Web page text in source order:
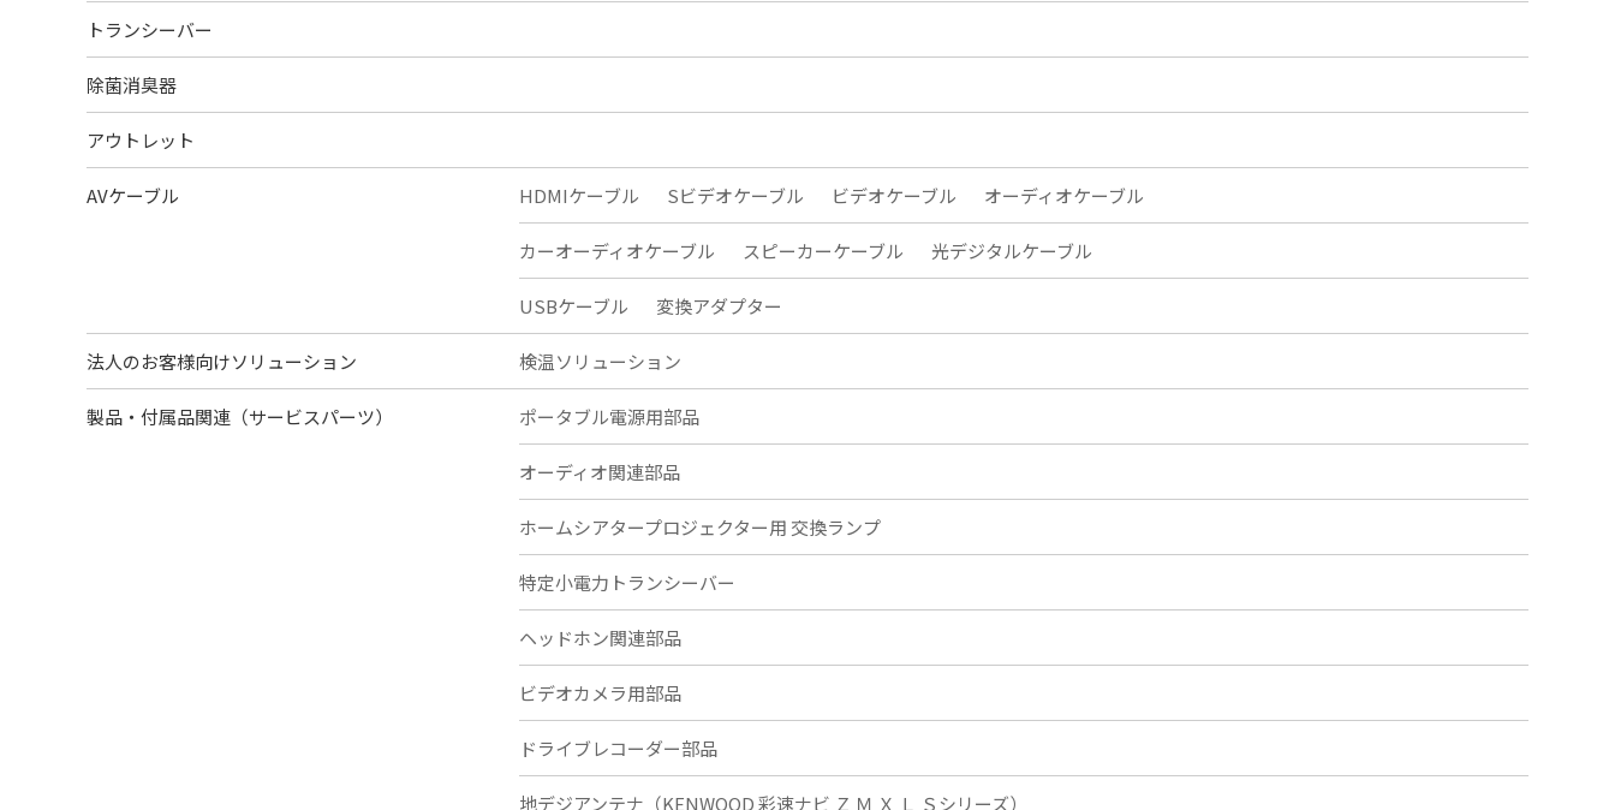
トランシーバー
除菌消臭器
アウトレット
AVケーブル HDMIケーブル Sビデオケーブル ビデオケーブル オーディオケーブル
カーオーディオケーブル スピーカーケーブル 光デジタルケーブル
USBケーブル 変換アダプター
法人のお客様向けソリューション 検温ソリューション
製品・付属品関連（サービスパーツ） ポータブル電源用部品
オーディオ関連部品
ホームシアタープロジェクター用 交換ランプ
特定小電力トランシーバー
ヘッドホン関連部品
ビデオカメラ用部品
ドライブレコーダー部品
地デジアンテナ（KENWOOD 彩速ナビ Ｚ Ｍ Ｘ Ｌ Ｓシリーズ）